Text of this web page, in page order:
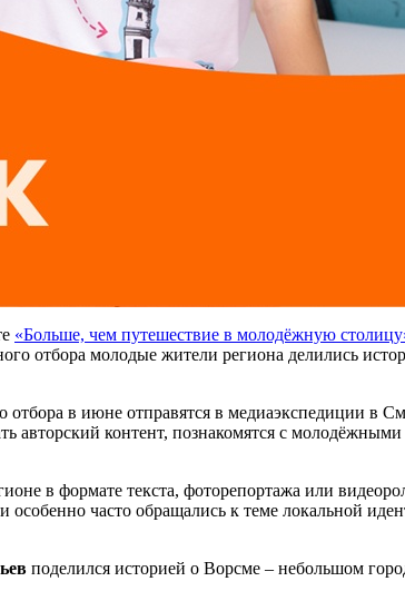
«Больше, чем путешествие в молодёжную
отбора молодые жители региона делились
отбора в июне отправятся в медиаэкспедиции в
авторский контент, познакомятся с
в формате текста, фоторепортажа или
часто обращались к теме локальной
поделился историей о Ворсме – небольшом